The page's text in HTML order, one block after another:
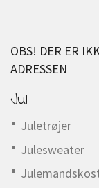
OBS! DER ER
ADRESSEN
Jul
Juletrøjer
Julesweater